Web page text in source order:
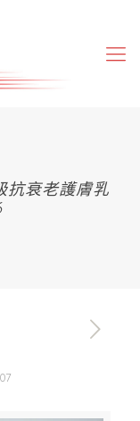
抗衰老護膚乳